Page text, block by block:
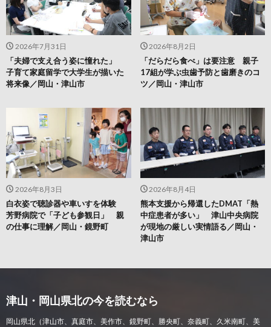
2026年8月4日
熊本支援から帰還したDMAT「熱
中症患者が多い」 津山中央病院
が現地の厳しい実情語る／岡山・
津山市
2026年8月3日
白衣姿で聴診器や車いすを体験
芳野病院で「子ども参観日」 親
の仕事に理解／岡山・鏡野町
2026年8月2日
「だらだら食べ」は要注意 親子
17組が学ぶ虫歯予防と歯磨きのコ
ツ／岡山・津山市
2026年7月31日
「夫婦で支え合う姿に憧れた」
子育て家庭留学で大学生が描いた
将来像／岡山・津山市
津山・岡山県北の今を読むなら
岡山県北（津山市、真庭市、美作市、鏡野町、勝央町、奈義町、久米南町、美